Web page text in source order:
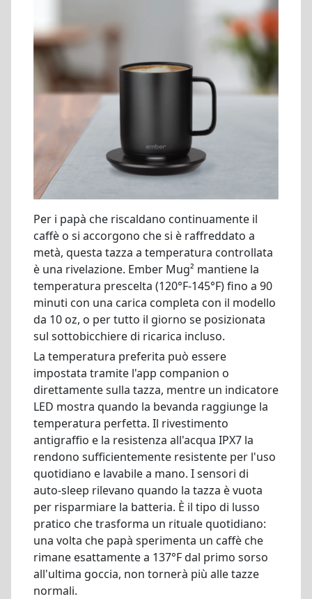
Per i papà che riscaldano continuamente il
caffè o si accorgono che si è raffreddato a
metà, questa tazza a temperatura controllata
è una rivelazione. Ember Mug² mantiene la
temperatura prescelta (120°F-145°F) fino a 90
minuti con una carica completa con il modello
da 10 oz, o per tutto il giorno se posizionata
sul sottobicchiere di ricarica incluso.
La temperatura preferita può essere
impostata tramite l'app companion o
direttamente sulla tazza, mentre un indicatore
LED mostra quando la bevanda raggiunge la
temperatura perfetta. Il rivestimento
antigraffio e la resistenza all'acqua IPX7 la
rendono sufficientemente resistente per l'uso
quotidiano e lavabile a mano. I sensori di
auto-sleep rilevano quando la tazza è vuota
per risparmiare la batteria. È il tipo di lusso
pratico che trasforma un rituale quotidiano:
una volta che papà sperimenta un caffè che
rimane esattamente a 137°F dal primo sorso
all'ultima goccia, non tornerà più alle tazze
normali.